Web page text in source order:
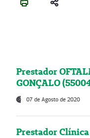
Prestador
GONÇALO
07 de Agosto de 2020
Prestador